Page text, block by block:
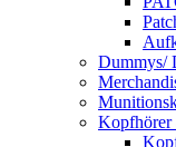
Dummys/
Kopfhörer